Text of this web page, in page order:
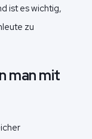
ist es wichtig,
zu
man mit